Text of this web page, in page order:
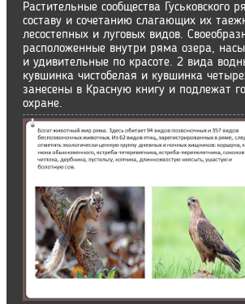
Растительные сообщества Гуськовского
составу и сочетанию слагающих их
лесостепных и луговых видов.
расположенные внутри ряма озера,
и удивительные по красоте. 2 вида
кувшинка чистобелая и кувшинка
занесены в Красную книгу и подлежат
ох­ране.